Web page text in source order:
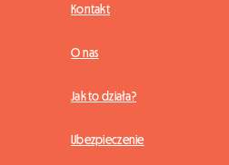
Kontakt
O nas
Jak to działa?
Ubezpieczenie